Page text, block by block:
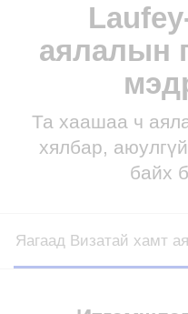
Аялалын
товшилтоос
Визатай байхад
амархан.
аялалын
Та хаашаа ч
хялбар,
байх
Яагаад Визатай хамт